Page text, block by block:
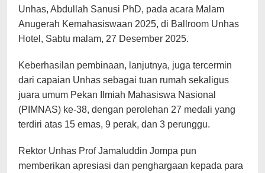
Unhas, Abdullah Sanusi PhD, pada acara Malam
Anugerah Kemahasiswaan 2025, di Ballroom Unhas
Hotel, Sabtu malam, 27 Desember 2025.
Keberhasilan pembinaan, lanjutnya, juga tercermin
dari capaian Unhas sebagai tuan rumah sekaligus
juara umum Pekan Ilmiah Mahasiswa Nasional
(PIMNAS) ke-38, dengan perolehan 27 medali yang
terdiri atas 15 emas, 9 perak, dan 3 perunggu.
Rektor Unhas Prof Jamaluddin Jompa pun
memberikan apresiasi dan penghargaan kepada para